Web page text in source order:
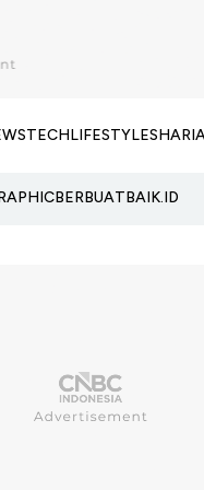
TECHLIFESTYLE
BERBUATBAIK.ID